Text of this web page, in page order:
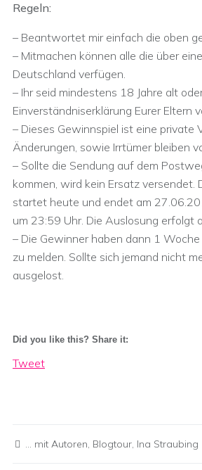
Regeln:
– Beantwortet mir einfach die oben
– Mitmachen können alle die über
Deutschland verfügen.
– Ihr seid mindestens 18 Jahre alt
Einverständniserklärung Eurer Eltern
– Dieses Gewinnspiel ist eine private
Änderungen, sowie Irrtümer bleiben
– Sollte die Sendung auf dem
kommen, wird kein Ersatz versendet.
startet heute und endet am
um 23:59 Uhr. Die Auslosung erfolgt
– Die Gewinner haben dann 1
zu melden. Sollte sich jemand nicht
ausgelost.
Did you like this? Share it:
Tweet
... mit Autoren, Blogtour, Ina Straubing